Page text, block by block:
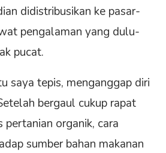
didistribusikan ke pasar-
pengalaman yang dulu-
pucat.
saya tepis, menganggap diri
bergaul cukup rapat
pertanian organik, cara
sumber bahan makanan